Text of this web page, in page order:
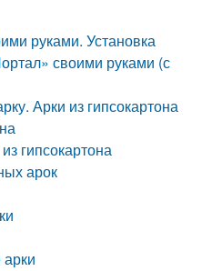
руками. Установка
своими руками (с
Арки из гипсокартона
гипсокартона
арок